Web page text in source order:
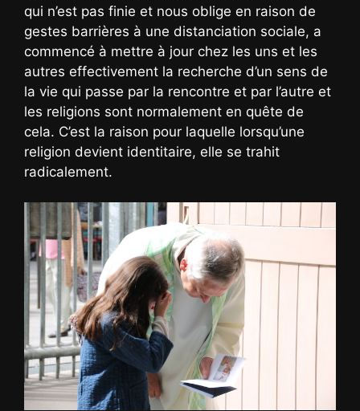
qui n’est pas finie et nous oblige en raison de
gestes barrières à une distanciation sociale, a
commencé à mettre à jour chez les uns et les
autres effectivement la recherche d’un sens de
la vie qui passe par la rencontre et par l’autre et
les religions sont normalement en quête de
cela. C’est la raison pour laquelle lorsqu’une
religion devient identitaire, elle se trahit
radicalement.